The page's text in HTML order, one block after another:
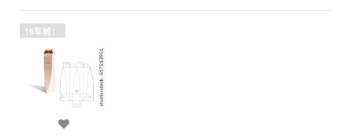
16年前：